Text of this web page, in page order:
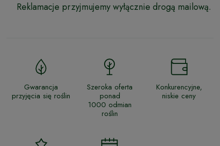
Reklamacje przyjmujemy wyłącznie drogą mailową.
Gwarancja
przyjęcia się roślin
Szeroka oferta
ponad
1000 odmian
roślin
Konkurencyjne,
niskie ceny